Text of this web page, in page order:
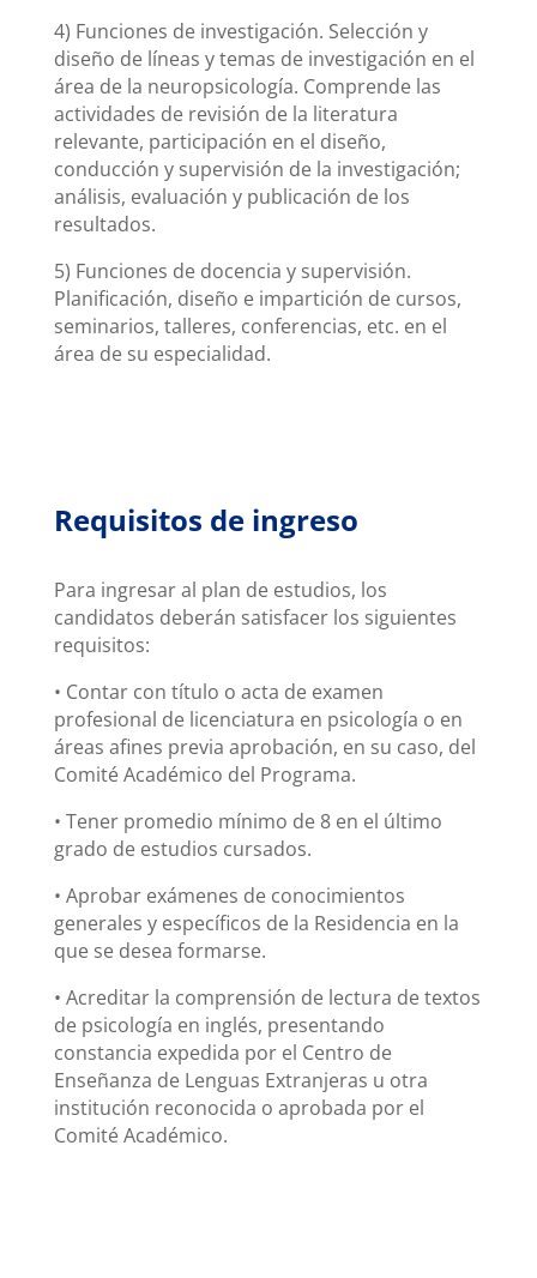
4) Funciones de investigación. Selección y
diseño de líneas y temas de investigación en el
área de la neuropsicología. Comprende las
actividades de revisión de la literatura
relevante, participación en el diseño,
conducción y supervisión de la investigación;
análisis, evaluación y publicación de los
resultados.
5) Funciones de docencia y supervisión.
Planificación, diseño e impartición de cursos,
seminarios, talleres, conferencias, etc. en el
área de su especialidad.
Requisitos de ingreso
Para ingresar al plan de estudios, los
candidatos deberán satisfacer los siguientes
requisitos:
• Contar con título o acta de examen
profesional de licenciatura en psicología o en
áreas afines previa aprobación, en su caso, del
Comité Académico del Programa.
• Tener promedio mínimo de 8 en el último
grado de estudios cursados.
• Aprobar exámenes de conocimientos
generales y específicos de la Residencia en la
que se desea formarse.
• Acreditar la comprensión de lectura de textos
de psicología en inglés, presentando
constancia expedida por el Centro de
Enseñanza de Lenguas Extranjeras u otra
institución reconocida o aprobada por el
Comité Académico.